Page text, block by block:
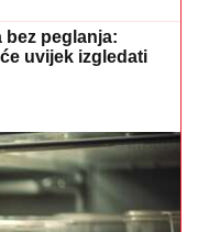
bez peglanja:
uvijek izgledati